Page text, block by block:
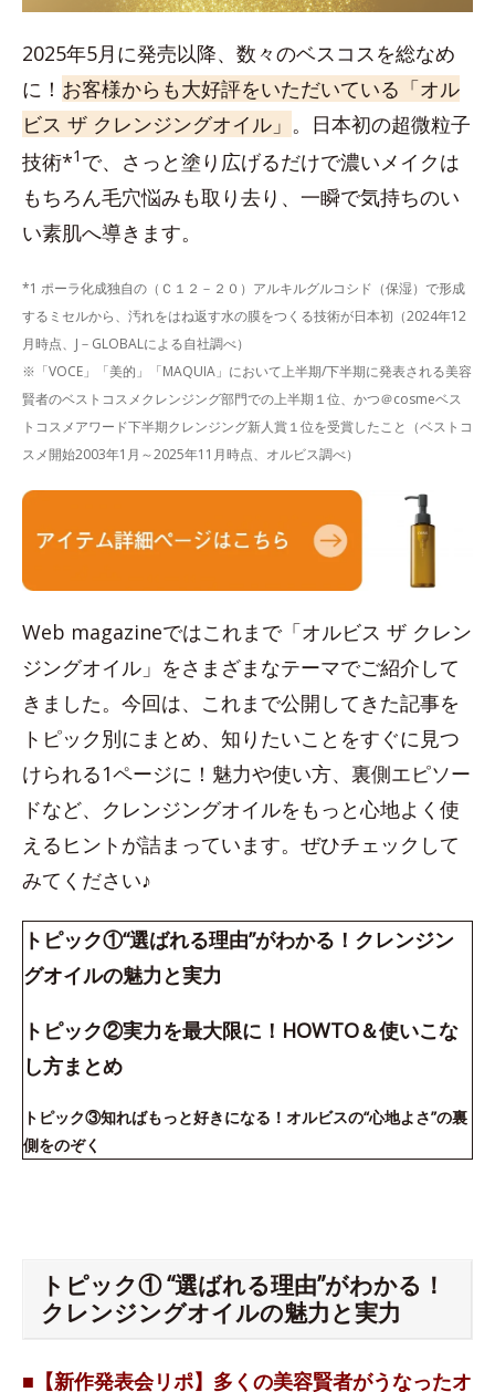
2025年5月に発売以降、数々のベスコスを総なめ
に！ お客様からも大好評をいただいている「オル
ビス ザ クレンジングオイル」 。日本初の超微粒子
技術*1 で、さっと塗り広げるだけで濃いメイクは
もちろん毛穴悩みも取り去り、一瞬で気持ちのい
い素肌へ導きます。
*1 ポーラ化成独自の（Ｃ１２－２０）アルキルグルコシド（保湿）で形成
するミセルから、汚れをはね返す水の膜をつくる技術が日本初（2024年12
月時点、J－GLOBALによる自社調べ）
※「VOCE」「美的」「MAQUIA」において上半期/下半期に発表される美容
賢者のベストコスメクレンジング部門での上半期１位、かつ＠cosmeベス
トコスメアワード下半期クレンジング新人賞１位を受賞したこと（ベストコ
スメ開始2003年1月～2025年11月時点、オルビス調べ）
Web magazineではこれまで「オルビス ザ クレン
ジングオイル」をさまざまなテーマでご紹介して
きました。今回は、これまで公開してきた記事を
トピック別にまとめ、知りたいことをすぐに見つ
けられる1ページに！魅力や使い方、裏側エピソー
ドなど、クレンジングオイルをもっと心地よく使
えるヒントが詰まっています。ぜひチェックして
みてください♪
トピック①“選ばれる理由”がわかる！クレンジン
グオイルの魅力と実力
トピック②実力を最大限に！HOWTO＆使いこな
し方まとめ
トピック③知ればもっと好きになる！オルビスの“心地よさ”の裏
側をのぞく
トピック① “選ばれる理由”がわかる！
クレンジングオイルの魅力と実力
■【新作発表会リポ】多くの美容賢者がうなったオ